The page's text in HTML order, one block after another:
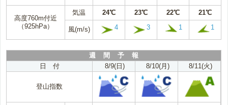
高度760m付近
（925hPa）
気温 24℃ 23℃ 22℃ 21℃
風(m/s) 4 3 1 1
週 間 予 報
日 付
8/9(日) 8/10(月) 8/11(火)
登山指数